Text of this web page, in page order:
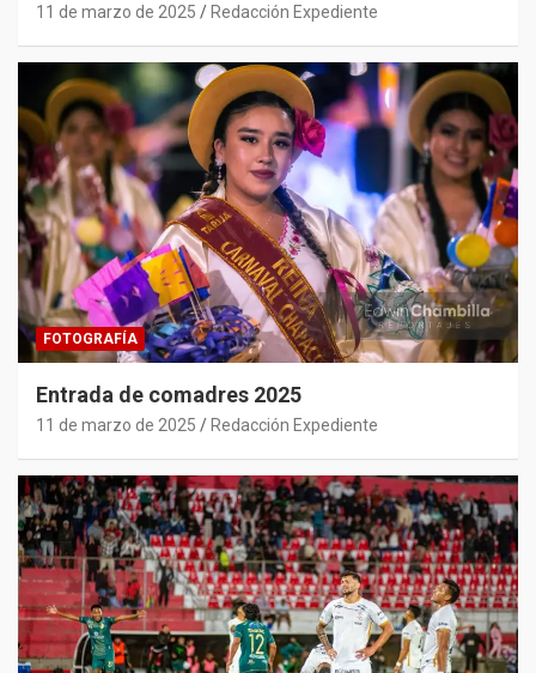
11 de marzo de 2025 Redacción Expediente
FOTOGRAFÍA
Entrada de comadres 2025
11 de marzo de 2025 Redacción Expediente